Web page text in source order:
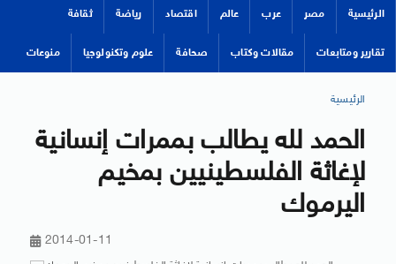
الرئيسية مصر عرب عالم اقتصاد رياضة ثقافة
تقارير ومتابعات مقالات وكتاب صحافة علوم وتكنولوجيا منوعات
الرئيسية
الحمد لله يطالب بممرات إنسانية
لإغاثة الفلسطينيين بمخيم
اليرموك
2014-01-11